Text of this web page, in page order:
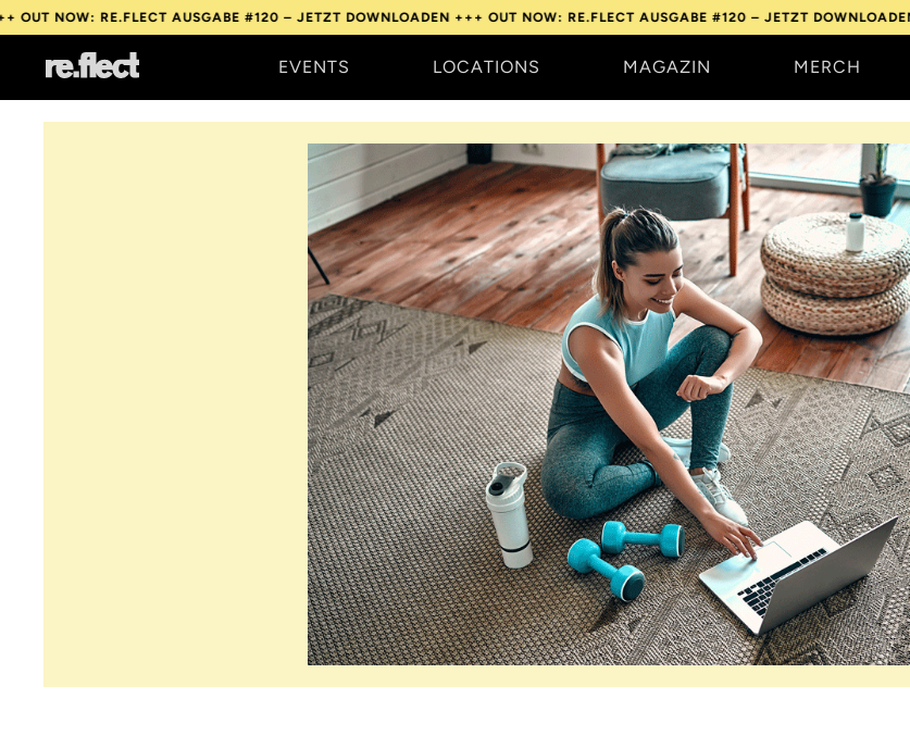
RE.FLECT AUSGABE #120 – JETZT DOWNLOADEN +++OUT NOW: RE.FLECT AUSGABE #120 – JETZT DOWNLOADEN +++
EVENTS LOCATIONS MAGAZIN MERCH